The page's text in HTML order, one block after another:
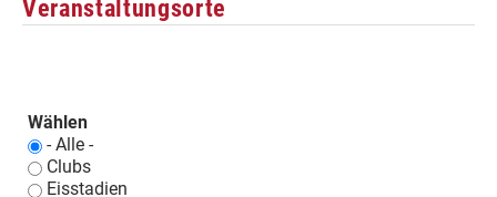
Veranstaltungsorte
Wählen
- Alle -
Clubs
Eisstadien